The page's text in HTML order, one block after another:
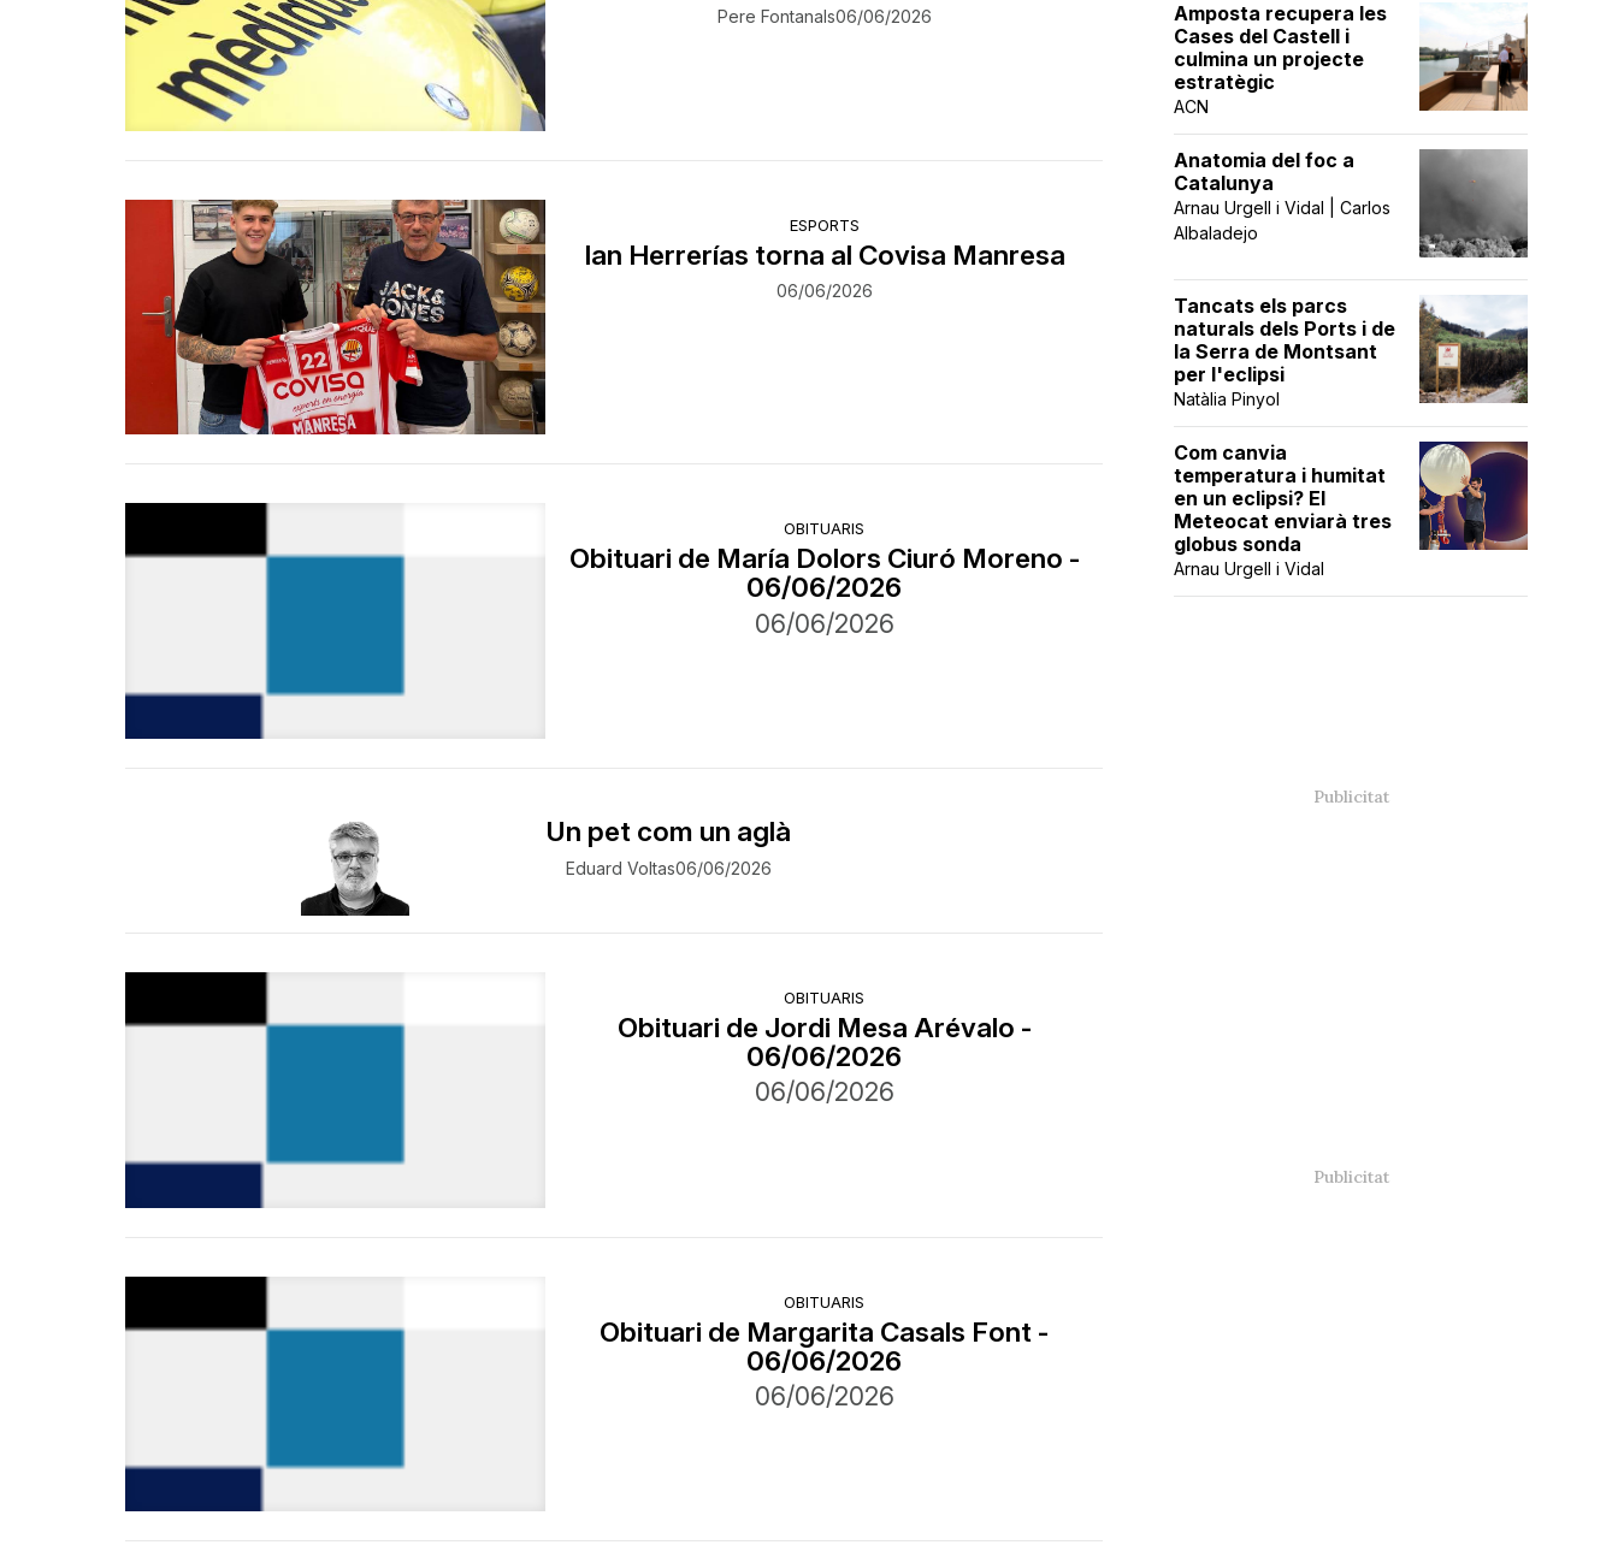
Pere Fontanals06/06/2026
ESPORTS
Ian Herrerías torna al Covisa Manresa
06/06/2026
OBITUARIS
Obituari de María Dolors Ciuró Moreno -
06/06/2026
06/06/2026
Un pet com un aglà
Eduard Voltas06/06/2026
OBITUARIS
Obituari de Jordi Mesa Arévalo -
06/06/2026
06/06/2026
OBITUARIS
Obituari de Margarita Casals Font -
06/06/2026
06/06/2026
Amposta recupera les
Cases del Castell i
culmina un projecte
estratègic
ACN
Anatomia del foc a
Catalunya
Arnau Urgell i Vidal | Carlos
Albaladejo
Tancats els parcs
naturals dels Ports i de
la Serra de Montsant
per l'eclipsi
Natàlia Pinyol
Com canvia
temperatura i humitat
en un eclipsi? El
Meteocat enviarà tres
globus sonda
Arnau Urgell i Vidal